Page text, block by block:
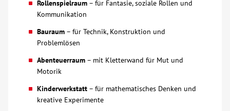
Rollenspielraum – für Fantasie, soziale Rollen und
Kommunikation
Bauraum – für Technik, Konstruktion und
Problemlösen
Abenteuerraum – mit Kletterwand für Mut und
Motorik
Kinderwerkstatt – für mathematisches Denken und
kreative Experimente